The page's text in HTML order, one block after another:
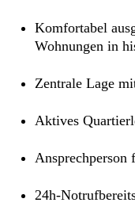
Komfortabel
Wohnungen in
Zentrale Lage
Aktives
Ansprechperson
24h-